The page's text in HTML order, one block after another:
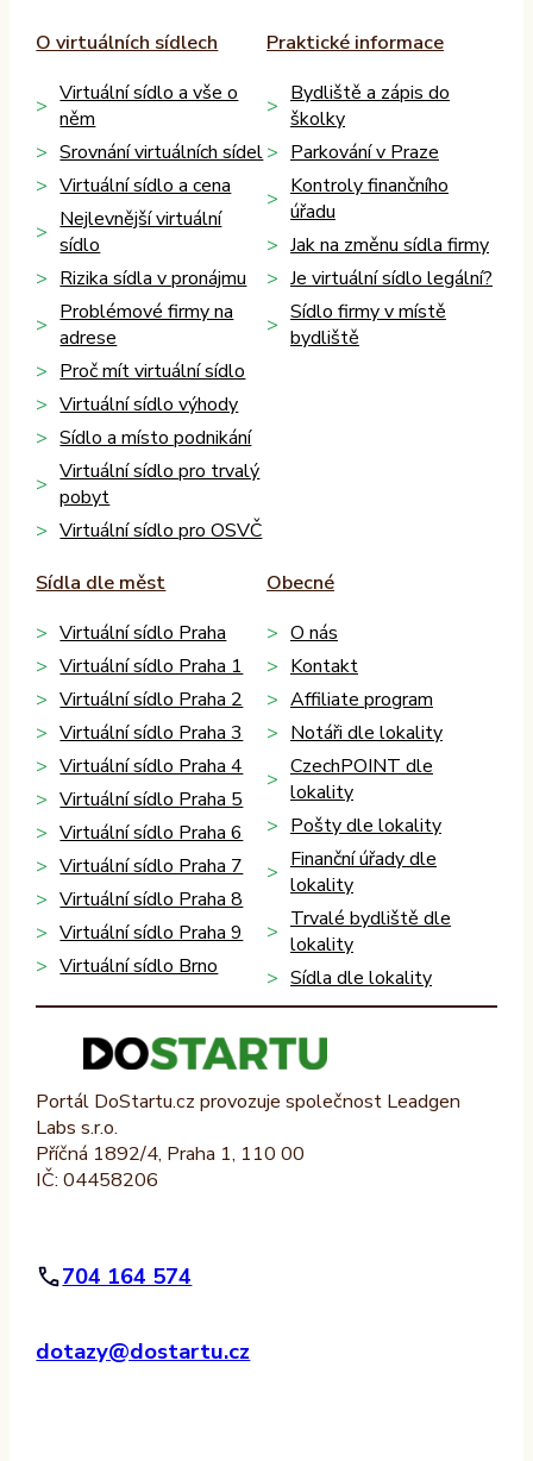
O virtuálních sídlech
Virtuální sídlo a vše o
něm
Srovnání virtuálních sídel
Virtuální sídlo a cena
Nejlevnější virtuální
sídlo
Rizika sídla v pronájmu
Problémové firmy na
adrese
Proč mít virtuální sídlo
Virtuální sídlo výhody
Sídlo a místo podnikání
Virtuální sídlo pro trvalý
pobyt
Virtuální sídlo pro OSVČ
Praktické informace
Bydliště a zápis do
školky
Parkování v Praze
Kontroly finančního
úřadu
Jak na změnu sídla firmy
Je virtuální sídlo legální?
Sídlo firmy v místě
bydliště
Sídla dle měst
Virtuální sídlo Praha
Virtuální sídlo Praha 1
Virtuální sídlo Praha 2
Virtuální sídlo Praha 3
Virtuální sídlo Praha 4
Virtuální sídlo Praha 5
Virtuální sídlo Praha 6
Virtuální sídlo Praha 7
Virtuální sídlo Praha 8
Virtuální sídlo Praha 9
Virtuální sídlo Brno
Obecné
O nás
Kontakt
Affiliate program
Notáři dle lokality
CzechPOINT dle
lokality
Pošty dle lokality
Finanční úřady dle
lokality
Trvalé bydliště dle
lokality
Sídla dle lokality
Portál DoStartu.cz provozuje společnost Leadgen
Labs s.r.o.
Příčná 1892/4, Praha 1, 110 00
IČ: 04458206
704 164 574
dotazy@dostartu.cz